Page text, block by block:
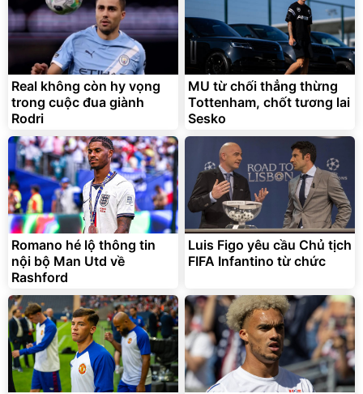
Real không còn hy vọng
trong cuộc đua giành
Rodri
MU từ chối thẳng thừng
Tottenham, chốt tương lai
Sesko
Romano hé lộ thông tin
nội bộ Man Utd về
Rashford
Luis Figo yêu cầu Chủ tịch
FIFA Infantino từ chức